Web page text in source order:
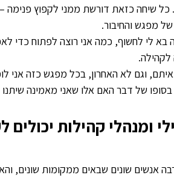
כל שיחה כזאת דורשת ממני לקפוץ
מפגש והחיבור.
בא לי לחשוף, כמה אני רוצה לפתוח כדי
וגם לא האחרון, בכל מפגש כזה אני
בסופו של דבר האם אלו שאני מאמינה
ומנהלי קהילות
אנשים שונים שבאים ממקומות שונים,